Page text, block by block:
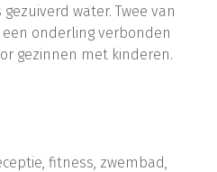
water. Twee van
onderling verbonden
gezinnen met kinderen.
fitness, zwembad,